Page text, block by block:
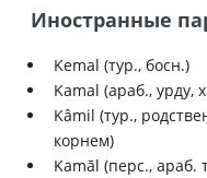
Иностранные
Kemal (тур., босн.)
Kamal (араб., урду,
Kâmil (тур.,
корнем)
Kamāl (перс., араб.